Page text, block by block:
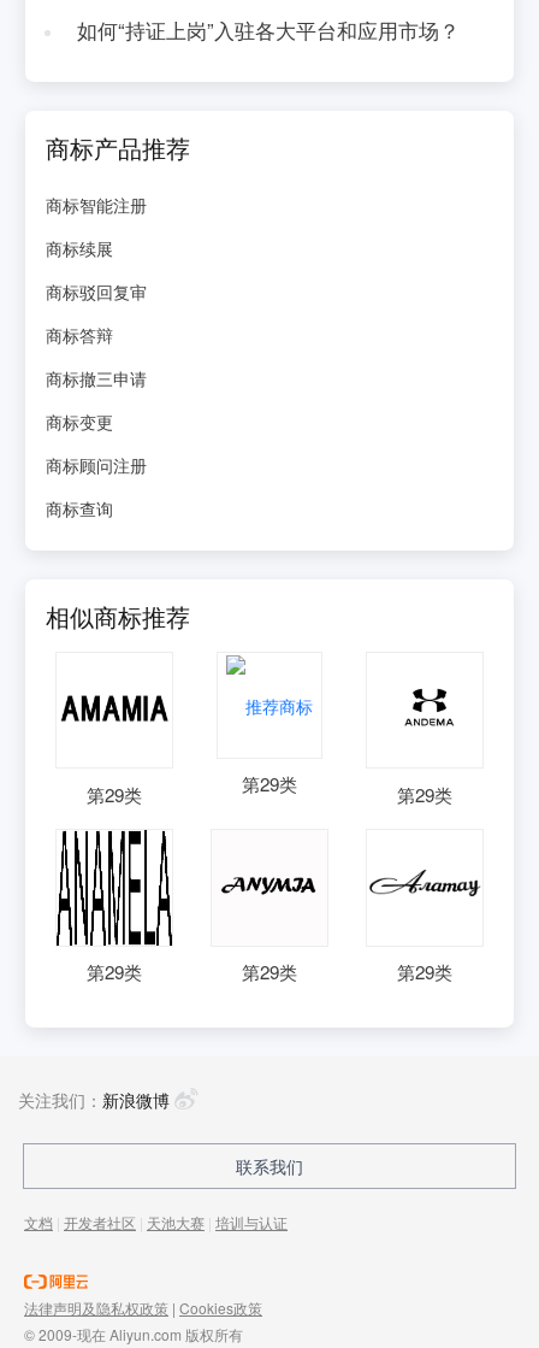
如何“持证上岗”入驻各大平台和应用市场？
商标产品推荐
商标智能注册
商标续展
商标驳回复审
商标答辩
商标撤三申请
商标变更
商标顾问注册
商标查询
相似商标推荐
第29类 第29类 第29类
第29类 第29类 第29类